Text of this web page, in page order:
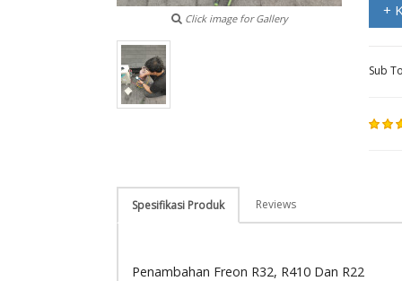
Click image for Gallery +
Sub
Spesifikasi Produk Reviews
Penambahan Freon R32, R410 Dan R22